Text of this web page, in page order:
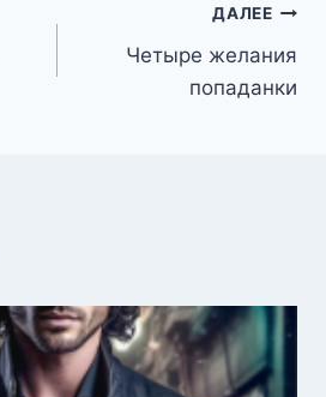
ДАЛЕЕ
Четыре желания
попаданки